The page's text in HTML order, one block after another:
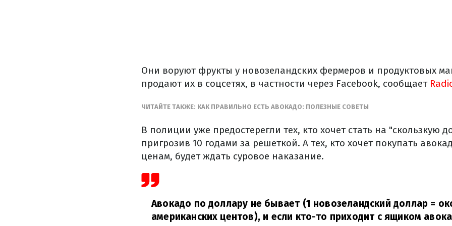
Они воруют фрукты у новозеландских фермеров и продуктовых
продают их в соцсетях, в частности через Facebook, сообщает
ЧИТАЙТЕ ТАКЖЕ: КАК ПРАВИЛЬНО ЕСТЬ АВОКАДО: ПОЛЕЗНЫЕ СОВЕТЫ
В полиции уже предостерегли тех, кто хочет стать на "скользкую
пригрозив 10 годами за решеткой. А тех, кто хочет покупать
ценам, будет ждать суровое наказание.
Авокадо по доллару не бывает (1 новозеландский доллар =
американских центов), и если кто-то приходит с ящиком